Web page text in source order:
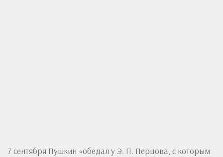
7 сентября Пушкин «обедал у Э. П. Перцова, с которым